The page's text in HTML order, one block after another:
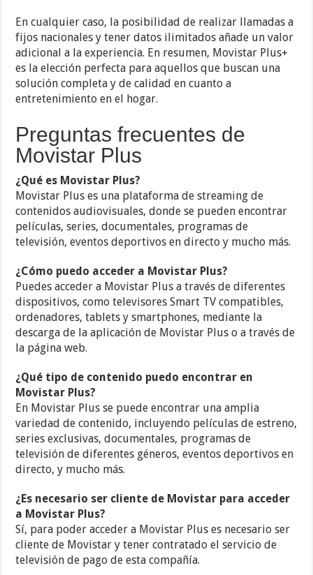
En cualquier caso, la posibilidad de realizar llamadas a
fijos nacionales y tener datos ilimitados añade un valor
adicional a la experiencia. En resumen, Movistar Plus+
es la elección perfecta para aquellos que buscan una
solución completa y de calidad en cuanto a
entretenimiento en el hogar.
Preguntas frecuentes de
Movistar Plus
¿Qué es Movistar Plus?
Movistar Plus es una plataforma de streaming de
contenidos audiovisuales, donde se pueden encontrar
películas, series, documentales, programas de
televisión, eventos deportivos en directo y mucho más.
¿Cómo puedo acceder a Movistar Plus?
Puedes acceder a Movistar Plus a través de diferentes
dispositivos, como televisores Smart TV compatibles,
ordenadores, tablets y smartphones, mediante la
descarga de la aplicación de Movistar Plus o a través de
la página web.
¿Qué tipo de contenido puedo encontrar en
Movistar Plus?
En Movistar Plus se puede encontrar una amplia
variedad de contenido, incluyendo películas de estreno,
series exclusivas, documentales, programas de
televisión de diferentes géneros, eventos deportivos en
directo, y mucho más.
¿Es necesario ser cliente de Movistar para acceder
a Movistar Plus?
Sí, para poder acceder a Movistar Plus es necesario ser
cliente de Movistar y tener contratado el servicio de
televisión de pago de esta compañía.